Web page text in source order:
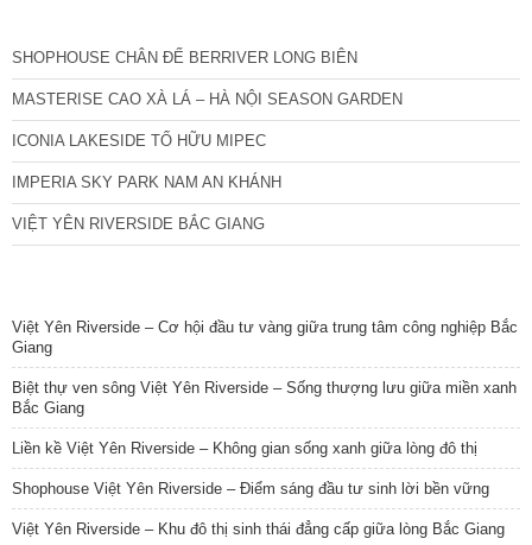
SHOPHOUSE CHÂN ĐẾ BERRIVER LONG BIÊN
MASTERISE CAO XÀ LÁ – HÀ NỘI SEASON GARDEN
ICONIA LAKESIDE TỐ HỮU MIPEC
IMPERIA SKY PARK NAM AN KHÁNH
VIỆT YÊN RIVERSIDE BẮC GIANG
Việt Yên Riverside – Cơ hội đầu tư vàng giữa trung tâm công nghiệp Bắc
Giang
Biệt thự ven sông Việt Yên Riverside – Sống thượng lưu giữa miền xanh
Bắc Giang
Liền kề Việt Yên Riverside – Không gian sống xanh giữa lòng đô thị
Shophouse Việt Yên Riverside – Điểm sáng đầu tư sinh lời bền vững
Việt Yên Riverside – Khu đô thị sinh thái đẳng cấp giữa lòng Bắc Giang